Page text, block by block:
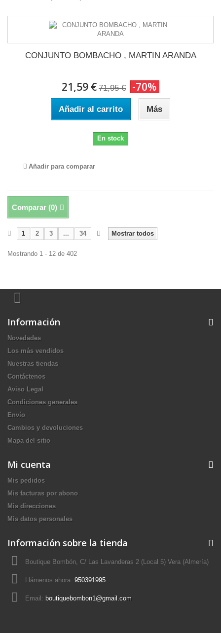
CONJUNTO BOMBACHO , MARTIN ARANDA
21,59 € 71,95 € -70%
Añadir al carrito Más
En stock
Añadir para comparar
Comparar (0)
Mostrar todos
1 2 3 ... 34
Mostrando 1 - 12 de 402
Información
Novedades
Los más vendidos
Nuestras tiendas
Contáctenos
Aviso Legal
Condiciones generales
Envío
Cambios y devoluciones
Mapa del sitio
Mi cuenta
Mis pedidos
Mis facturas por abono
Mis direcciones
Mis datos personales
Información sobre la tienda
Boutique Bombón, C/ Las Lavanderas 2 (Local 5) Vera (Almería)
Llámenos ahora: 950391995
Email: boutiquebombon1@gmail.com